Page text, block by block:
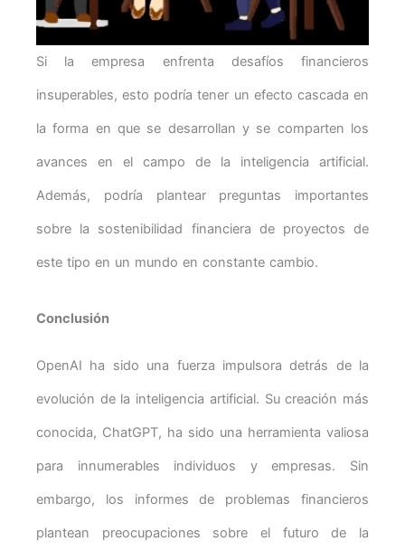
Si la empresa enfrenta desafíos financieros
insuperables, esto podría tener un efecto cascada en
la forma en que se desarrollan y se comparten los
avances en el campo de la inteligencia artificial.
Además, podría plantear preguntas importantes
sobre la sostenibilidad financiera de proyectos de
este tipo en un mundo en constante cambio.
Conclusión
OpenAI ha sido una fuerza impulsora detrás de la
evolución de la inteligencia artificial. Su creación más
conocida, ChatGPT, ha sido una herramienta valiosa
para innumerables individuos y empresas. Sin
embargo, los informes de problemas financieros
plantean preocupaciones sobre el futuro de la